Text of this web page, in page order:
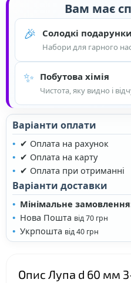
Вам має
🎉 Солодкі подарунки
Набори для гарного
✨ Побутова хімія
Чистота, яку видно і
Варіанти оплати
✔ Оплата на рахунок
✔ Оплата на карту
✔ Оплата при отриманні
Варіанти доставки
Мінімальне
Нова Пошта від 70 грн
Укрпошта від 40 грн
Опис Лупа d 60 мм